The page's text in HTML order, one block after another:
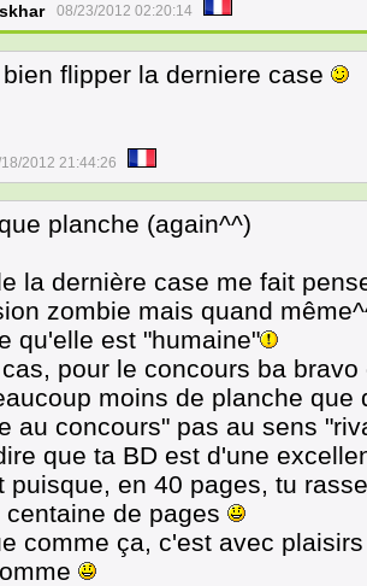
08/23/2012 02:20:14
flipper la derniere case
2012 21:44:26
planche (again^^)
la dernière case me fait
zombie mais quand
qu'elle est "humaine"
pour le concours ba
moins de planche que
au concours" pas au sens
que ta BD est d'une
puisque, en 40 pages, tu
centaine de pages
comme ça, c'est avec